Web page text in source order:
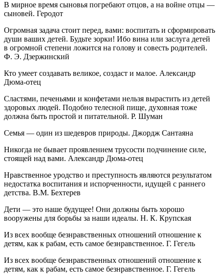
В мирное время сыновья погребают отцов, а на войне отцы —
сыновей. Геродот
Огромная задача стоит перед, вами: воспитать и сформировать
души ваших детей. Будьте зорки! Ибо вина или заслуга детей
в огромной степени ложится на голову и совесть родителей.
Ф. Э. Дзержинский
Кто умеет создавать великое, создаст и малое. Александр
Дюма-отец
Сластями, печеньями и конфетами нельзя вырастить из детей
здоровых людей. Подобно телесной пище, духовная тоже
должна быть простой и питательной. Р. Шуман
Семья — один из шедевров природы. Джордж Сантаяна
Никогда не бывает проявлением трусости подчинение силе,
стоящей над вами. Александр Дюма-отец
Нравственное уродство и преступность являются результатом
недостатка воспитания и испорченности, идущей с раннего
детства. В.М. Бехтерев
Дети — это наше будущее! Они должны быть хорошо
вооружены для борьбы за наши идеалы. Н. К. Крупская
Из всех вообще безнравственных отношений отношение к
детям, как к рабам, есть самое безнравственное. Г. Гегель
Из всех вообще безнравственных отношений отношение к
детям, как к рабам, есть самое безнравственное. Г. Гегель